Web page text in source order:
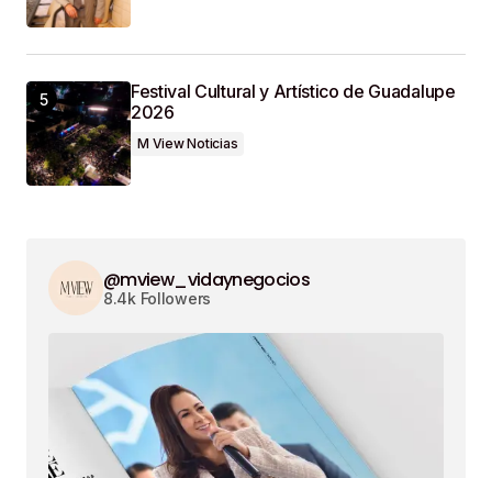
Festival Cultural y Artístico de Guadalupe
2026
M View Noticias
@mview_vidaynegocios
8.4k Followers